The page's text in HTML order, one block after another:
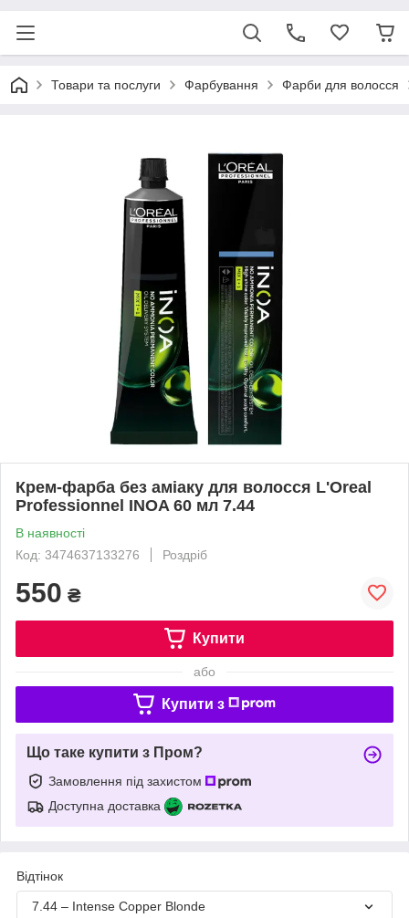
Товари та послуги Фарбування Фарби для волосся
Крем-фарба без аміаку для волосся L'Oreal
Professionnel INOA 60 мл 7.44
В наявності
Код: 3474637133276
Роздріб
550 ₴
Купити
або
Купити з
Що таке купити з Пром?
Замовлення під захистом
Доступна доставка
Відтінок
7.44 – Intense Copper Blonde